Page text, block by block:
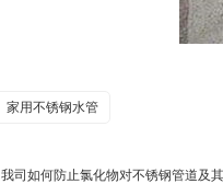
家用不锈钢水管
我司如何防止氯化物对不锈钢管道及